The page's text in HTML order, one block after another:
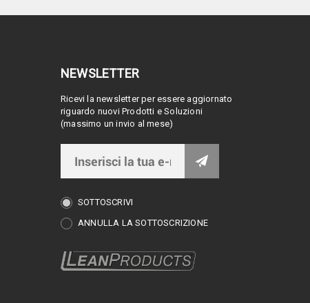
NEWSLETTER
Ricevi la newsletter per essere aggiornato
riguardo nuovi Prodotti e Soluzioni
(massimo un invio al mese)
SOTTOSCRIVI
ANNULLA LA SOTTOSCRIZIONE